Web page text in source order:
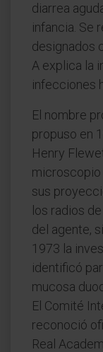
diarrea
infancia. Se
designados
A explica la
infecciones
El nombre
propuso en
Henry
microscopio
sus
los radios
del agente,
1973 la
identificó
mucosa
El Comité
reconoció
Real